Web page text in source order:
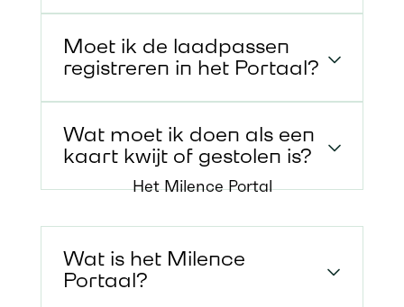
Moet ik de laadpassen
registreren in het Portaal?
Wat moet ik doen als een
kaart kwijt of gestolen is?
Het Milence Portal
Wat is het Milence
Portaal?